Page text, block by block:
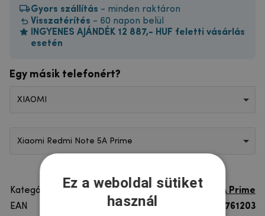
Gyors szállítás - minden raktáron
Visszatérítés - 60 napon belül
INGYENES AJÁNDÉK 12 887,- HUF feletti vásárlás
esetén
Egy másik telefonért?
XIAOMI
Xiaomi Redmi Note 5A Prime
Kategória
Xiaomi Redmi Note 5A Prime
EAN
8596579761203
Ez a weboldal sütiket
használ